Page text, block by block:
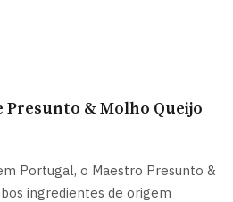
Presunto & Molho Queijo
Portugal, o Maestro Presunto &
ingredientes de origem